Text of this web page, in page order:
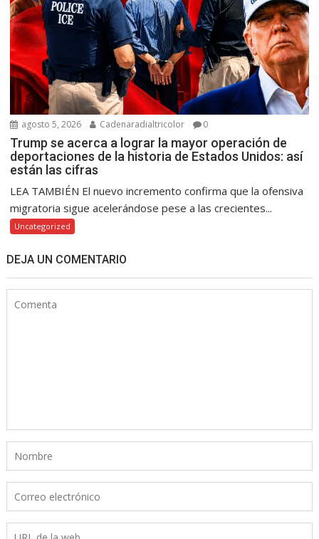
agosto 5, 2026 Cadenaradialtricolor 0
Trump se acerca a lograr la mayor operación de
deportaciones de la historia de Estados Unidos: así
están las cifras
LEA TAMBIÉN El nuevo incremento confirma que la ofensiva
migratoria sigue acelerándose pese a las crecientes...
Uncategorized
DEJA UN COMENTARIO